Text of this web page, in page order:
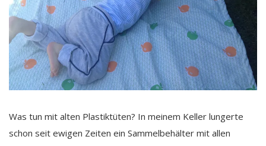
Was tun mit alten Plastiktüten? In meinem Keller lungerte
schon seit ewigen Zeiten ein Sammelbehälter mit allen